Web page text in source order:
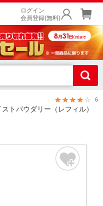
ログイン
会員登録(無料)
6
トパウダリー（レフィル）